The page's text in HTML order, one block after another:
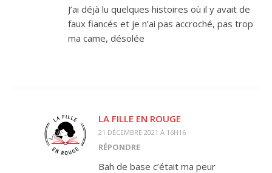
J’ai déjà lu quelques histoires où il y avait de
faux fiancés et je n’ai pas accroché, pas trop
ma came, désolée
LA FILLE EN ROUGE
21 DÉCEMBRE 2021 À 16H16
RÉPONDRE
Bah de base c’était ma peur